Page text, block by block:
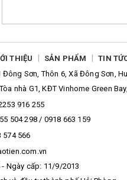
THIỆU SẢN PHẨM TIN
Đông Sơn, Thôn 6, Xã Đông Sơn,
nhà G1, KĐT Vinhome Green
916 255
504 298 / 0918 663 159
574 566
- Ngày cấp: 11/9/2013